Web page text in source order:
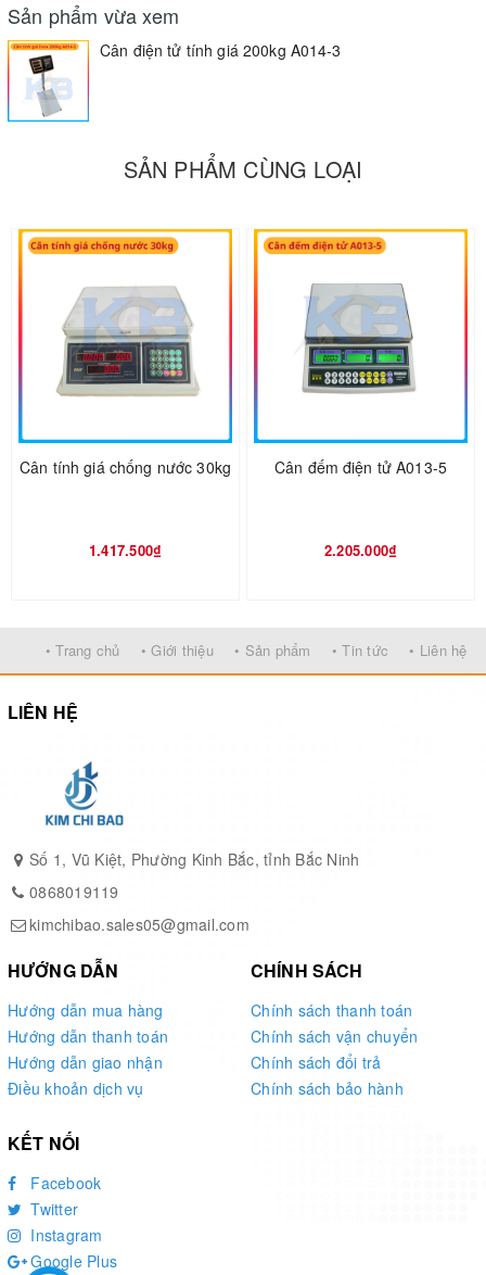
Phạm vi ứng dụng: trong sản xuất, vận chuyển, kho bãi,
thủy sản, nông nghiệp, công nghiệp chế biến thực phẩm,
vv.
Ứng dụng thực tế của cân điện tử tính giá 200kg A014-
3
Ứng dụng của cân điện tử tính giá 200kg A014-3 phổ biến
trong các ngành công nghiệp sản xuất và chế biến, bao
Cân điện tử tính giá 200kg A014-3 được sử dụng để cân
các vật liệu xây dựng như cát, đá, xi măng, thép, v.v.
các sản phẩm thực phẩm và đóng gói chúng trong các đơn
vị cân định mức, đảm bảo rằng khối lượng sản phẩm được
bán đúng giá trị.
Cân điện tử tính giá 200kg A014-3 được sử dụng để cân
Sản phẩm vừa xem
Cân điện tử tính giá 200kg A014-3
SẢN PHẨM CÙNG LOẠI
Cân tính giá chống nước 30kg
1.417.500₫
Cân đếm điện tử A013-5
2.205.000₫
• Trang chủ • Giới thiệu • Sản phẩm • Tin tức • Liên hệ
LIÊN HỆ
Số 1, Vũ Kiệt, Phường Kinh Bắc, tỉnh Bắc Ninh
0868019119
kimchibao.sales05@gmail.com
HƯỚNG DẪN
Hướng dẫn mua hàng
Hướng dẫn thanh toán
Hướng dẫn giao nhận
Điều khoản dịch vụ
CHÍNH SÁCH
Chính sách thanh toán
Chính sách vận chuyển
Chính sách đổi trả
Chính sách bảo hành
KẾT NỐI
Facebook
Twitter
Instagram
Google Plus